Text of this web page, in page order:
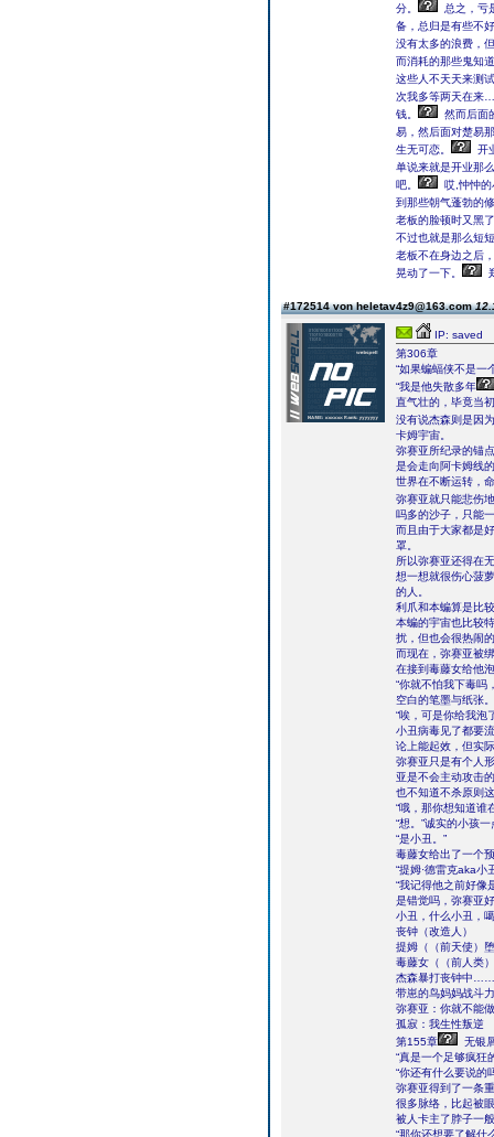
分。
总之，亏
备，总归是有些不
没有太多的浪费，
而消耗的那些鬼知
这些人不天天来测
次我多等两天在来
钱。
然而后面
易，然后面对楚易
生无可恋。
开
单说来就是开业那
吧。
哎,忡忡
到那些朝气蓬勃的
老板的脸顿时又黑
不过也就是那么短
老板不在身边之后
晃动了一下。
#172514 von heletav4z9@163.com
IP: saved
第306章
“如果蝙蝠侠不是一
“我是他失散多年
直气壮的，毕竟当
没有说杰森则是因
卡姆宇宙。
弥赛亚所纪录的锚
是会走向阿卡姆线
世界在不断运转，
弥赛亚就只能悲伤
吗多的沙子，只能
而且由于大家都是
罩。
所以弥赛亚还得在
想一想就很伤心菠
的人。
利爪和本蝙算是比
本蝙的宇宙也比较
扰，但也会很热闹
而现在，弥赛亚被
在接到毒藤女给他
“你就不怕我下毒吗
空白的笔墨与纸张。
“唉，可是你给我泡
小丑病毒见了都要
论上能起效，但实
弥赛亚只是有个人
亚是不会主动攻击
也不知道不杀原则
“哦，那你想知道谁
“想。”诚实的小孩
“是小丑。”
毒藤女给出了一个
“提姆·德雷克aka小
“我记得他之前好像
是错觉吗，弥赛亚
小丑，什么小丑，
丧钟（改造人）
提姆（（前天使）
毒藤女（（前人类
杰森暴打丧钟中……
带崽的鸟妈妈战斗
弥赛亚：你就不能
孤寂：我生性叛逆
第155章
无银
“真是一个足够疯狂
“你还有什么要说的
弥赛亚得到了一条
很多脉络，比起被
被人卡主了脖子一
“那你还想要了解什